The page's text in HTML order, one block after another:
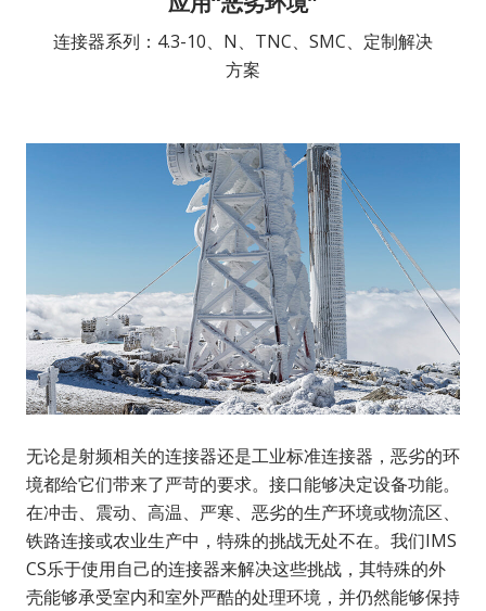
连接器系列：4.3-10、N、TNC、SMC、定制解决
方案
无论是射频相关的连接器还是工业标准连接器，恶劣的环
境都给它们带来了严苛的要求。接口能够决定设备功能。
在冲击、震动、高温、严寒、恶劣的生产环境或物流区、
铁路连接或农业生产中，特殊的挑战无处不在。我们IMS
CS乐于使用自己的连接器来解决这些挑战，其特殊的外
壳能够承受室内和室外严酷的处理环境，并仍然能够保持